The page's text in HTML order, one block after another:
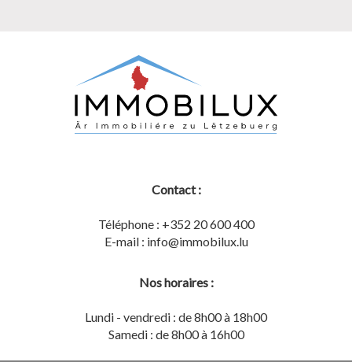
Contact :
Téléphone : +352 20 600 400
E-mail : info@immobilux.lu
Nos horaires :
Lundi - vendredi : de 8h00 à 18h00
Samedi : de 8h00 à 16h00